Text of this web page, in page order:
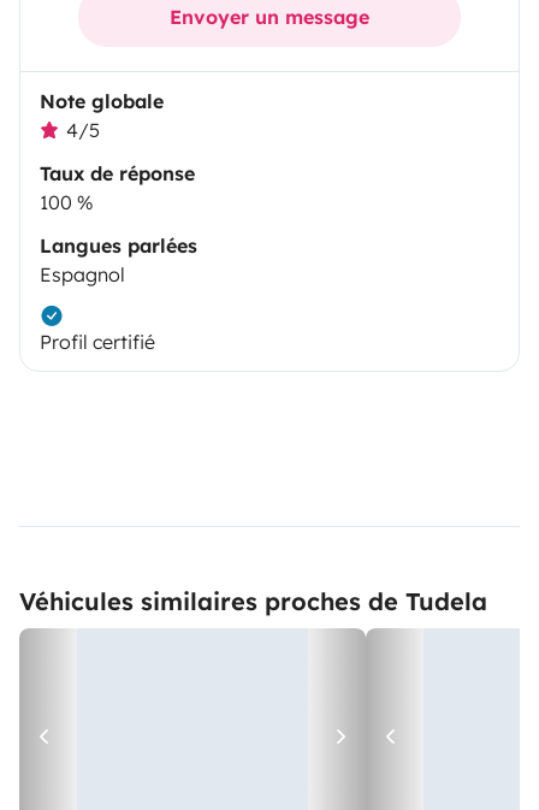
Envoyer un message
Note globale
4/5
Taux de réponse
100 %
Langues parlées
Espagnol
Profil certifié
Véhicules similaires proches de Tudela